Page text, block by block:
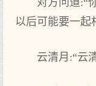
对方问道:“
以后可能要一起
云清月:“云